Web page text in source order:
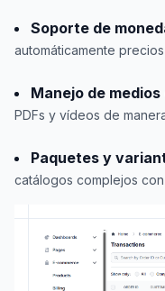
Soporte de
automáticamente
Manejo de
PDFs y vídeos de
Paquetes y
catálogos complejos